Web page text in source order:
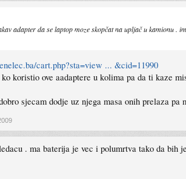
adapter da se laptop moze skopčat na upljač u kamionu .
cart.php?sta=view ... &cid=11990
koristio ove aadaptere u kolima pa da ti kaze
sjecam dodje uz njega masa onih prelaza
. ma baterija je vec i polumrtva tako da bih